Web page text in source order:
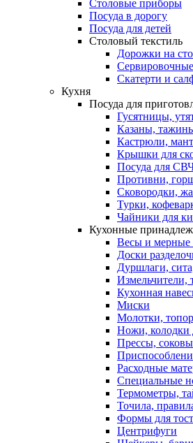
Столовые приборы
Посуда в дорогу
Посуда для детей
Столовый текстиль
Дорожки на
Скатерти и
Кухня
Посуда для
Гусятницы,
Казаны,
Кастрюли,
Крышки для
Посуда для
Противни,
Сковородки,
Турки,
Чайники для
Кухонные
Весы и мерные
Доски
Дуршлаги,
Измельчители,
Кухонная
Миски
Молотки,
Ножи, колодки
Прессы,
Расходные
Специальные
Термометры,
Точила,
Формы для
Центрифуги